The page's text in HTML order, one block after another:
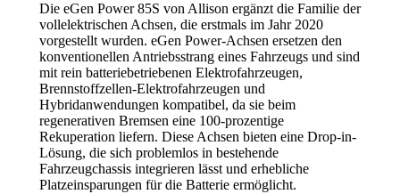
Die eGen Power 85S von Allison ergänzt die Familie der
vollelektrischen Achsen, die erstmals im Jahr 2020
vorgestellt wurden. eGen Power-Achsen ersetzen den
konventionellen Antriebsstrang eines Fahrzeugs und sind
mit rein batteriebetriebenen Elektrofahrzeugen,
Brennstoffzellen-Elektrofahrzeugen und
Hybridanwendungen kompatibel, da sie beim
regenerativen Bremsen eine 100-prozentige
Rekuperation liefern. Diese Achsen bieten eine Drop-in-
Lösung, die sich problemlos in bestehende
Fahrzeugchassis integrieren lässt und erhebliche
Platzeinsparungen für die Batterie ermöglicht.